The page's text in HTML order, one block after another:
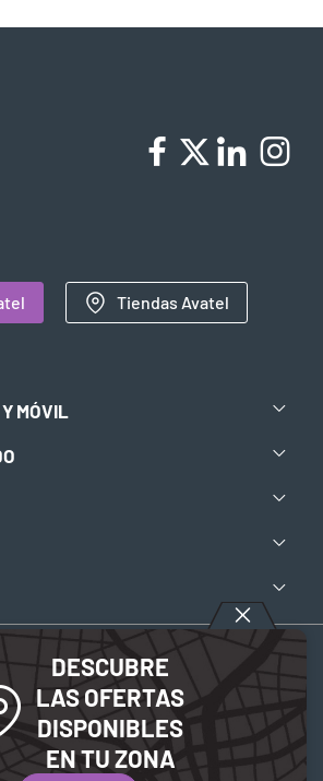
DESCUBRE
LAS OFERTAS
DISPONIBLES
EN TU ZONA
Tiendas Avatel
MÓVIL
de privacidad-Política de Cookies
Todos los derechos reservados.